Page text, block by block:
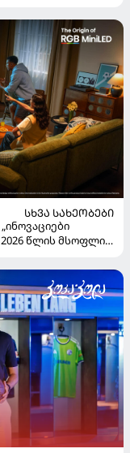
ᲡᲮᲕᲐ ᲡᲐᲮᲔᲝᲑᲔᲑᲘ
2026 წლის მსოფლიო